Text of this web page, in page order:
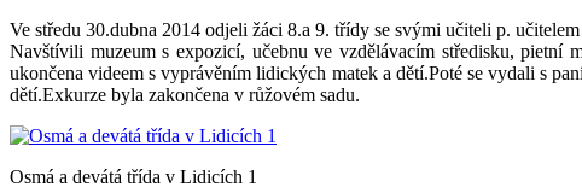
Ve středu 30.dubna 2014 odjeli žáci 8.a 9. třídy se svými učiteli p.
Navštívili muzeum s expozicí, učebnu ve vzdělávacím středisku,
ukončena videem s vyprávěním lidických matek a dětí.Poté se vydali s
dětí.Exkurze byla zakončena v růžovém sadu.
Osmá a devátá třída v Lidicích 1